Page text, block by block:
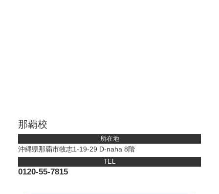
那覇校
所在地
沖縄県那覇市牧志1-19-29 D-naha 8階
TEL
0120-55-7815